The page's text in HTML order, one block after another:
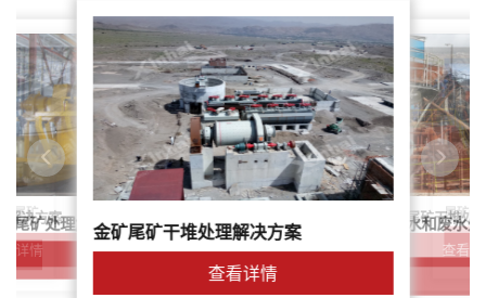
尾矿
解决方案
详情
尾矿处理解决方案简介金矿尾矿干堆处理解决方案
查看详情
鑫海尾矿处理系统：尾矿水和废水
解决方案
针对稀土尾矿干堆处
查看
尾矿干